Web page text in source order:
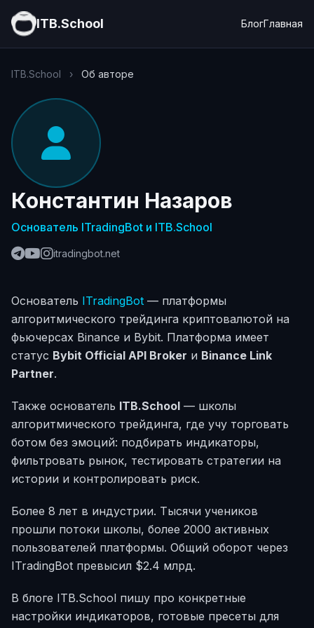
ITB.School БлогГлавная
ITB.School › Об авторе
Константин Назаров
Основатель ITradingBot и ITB.School
itradingbot.net
Основатель ITradingBot — платформы
алгоритмического трейдинга криптовалютой на
фьючерсах Binance и Bybit. Платформа имеет
статус Bybit Official API Broker и Binance Link
Partner.
Также основатель ITB.School — школы
алгоритмического трейдинга, где учу торговать
ботом без эмоций: подбирать индикаторы,
фильтровать рынок, тестировать стратегии на
истории и контролировать риск.
Более 8 лет в индустрии. Тысячи учеников
прошли потоки школы, более 2000 активных
пользователей платформы. Общий оборот через
ITradingBot превысил $2.4 млрд.
В блоге ITB.School пишу про конкретные
настройки индикаторов, готовые пресеты для